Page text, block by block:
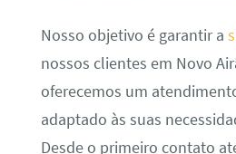
Nosso objetivo é garantir a
nossos clientes em Novo
oferecemos um
adaptado às suas
Desde o primeiro contato